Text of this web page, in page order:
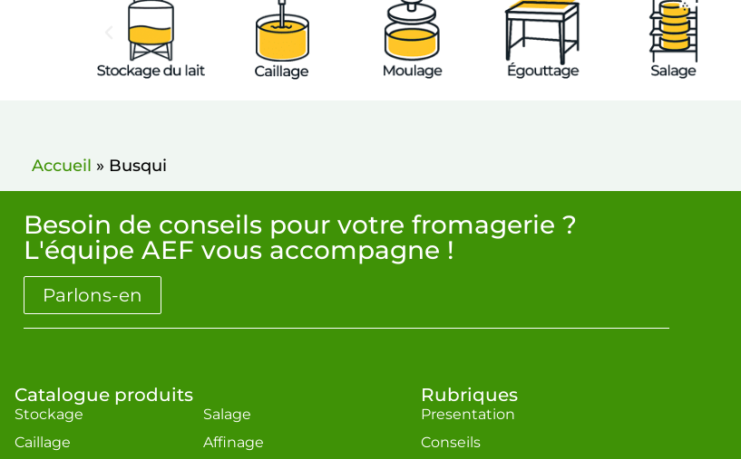
Accueil » Busqui
Besoin de conseils pour votre fromagerie ?
L'équipe AEF vous accompagne !
Parlons-en
Catalogue produits
Stockage
Caillage
Salage
Affinage
Rubriques
Presentation
Conseils